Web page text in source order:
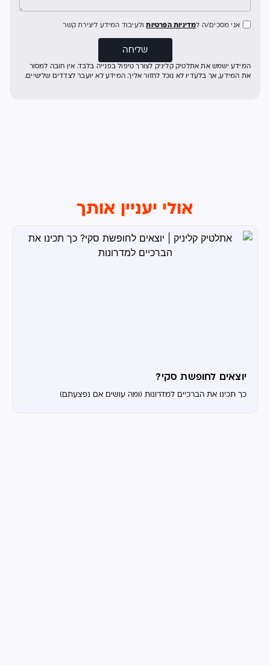
אני מסכים/ה למדיניות הפרטיותולעיבוד המידע ליצירת קשר
שליחה
המידע ישמש את אתלטיק קליניק לצורך טיפול בפנייה בלבד. אין חובה למסור
את המידע, אך בלעדיו לא נוכל לחזור אליך. המידע לא יועבר לצדדים שלישיים.
אולי יעניין אותך
יוצאים לחופשת סקי?
כך תכינו את הברכיים למדרונות (ומה עושים אם נפצעתם)